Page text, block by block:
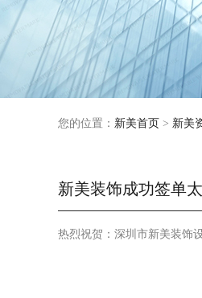
您的位置： 新美首页 > 新美
新美装饰成功签单
热烈祝贺：深圳市新美装饰